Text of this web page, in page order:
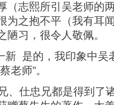
（志熙所引吴老师的
为之抱不平（我有耳
陋习，很令人敬佩。
新 是的，我印象中
老师”。
、仕忠兄都是得到了